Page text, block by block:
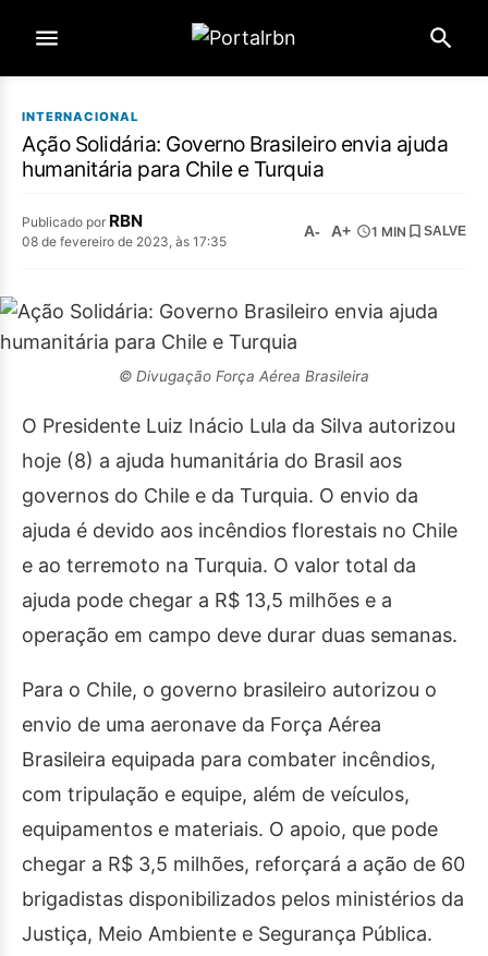
INTERNACIONAL
Ação Solidária: Governo Brasileiro envia ajuda
humanitária para Chile e Turquia
Publicado por RBN
08 de fevereiro de 2023, às 17:35
A- A+ 1 MIN SALVE
© Divugação Força Aérea Brasileira
O Presidente Luiz Inácio Lula da Silva autorizou
hoje (8) a ajuda humanitária do Brasil aos
governos do Chile e da Turquia. O envio da
ajuda é devido aos incêndios florestais no Chile
e ao terremoto na Turquia. O valor total da
ajuda pode chegar a R$ 13,5 milhões e a
operação em campo deve durar duas semanas.
Para o Chile, o governo brasileiro autorizou o
envio de uma aeronave da Força Aérea
Brasileira equipada para combater incêndios,
com tripulação e equipe, além de veículos,
equipamentos e materiais. O apoio, que pode
chegar a R$ 3,5 milhões, reforçará a ação de 60
brigadistas disponibilizados pelos ministérios da
Justiça, Meio Ambiente e Segurança Pública.